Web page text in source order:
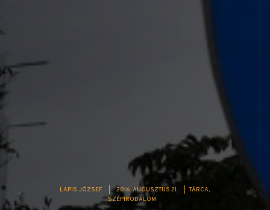
LAPIS JÓZSEF 2016. AUGUSZTUS 21.
TÁRCA
SZÉPIRODALOM